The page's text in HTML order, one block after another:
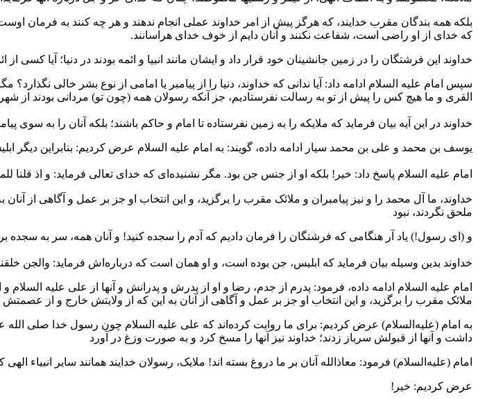
بلکه همه بندگان مقرب خدایند، که هرگز پیش از امر خداوند عملی انجام ندهند و هر چه کنند به فرمان
که خدای از او راضی است، شفاعت نکنند و آنان دایم از خوف خدای هراسانند.
خداوند این فرشتگان را در زمین جانشینان خود قرار داد و ایشان مانند انبیا و ائمه بودند در دنیا؛ آیا کسی
سپس امام علیه السلام ادامه داد: آیا ندانی که خداوند، دنیا را از پیامبر یا امامی از نوع بشر خالی
القری و ما هیچ کس را پیش از تو به رسالت نفرستادیم، جز آنکه رسولان همه (چون تو) مردانی بودند از
خداوند در این آیه بیان فرماید که ملایکه را به زمین نفرستاده تا امام و حاکم باشند؛ بلکه آنان را به سوی
یوسف بن محمد و علی بن محمد سیار ادامه داده، گویند: به امام علیه السلام عرض کردیم: بنابراین دیگر
امام علیه السلام پاسخ داد: خیر! بلکه او از جنس جن بود. مگر نشنیده‌ای که خدای تعالی فرماید: و اذ قلنا
خداوند، ما آل محمد را و نیز پیامبران و ملائک مقرب را برگزید، و این انتخاب او جز بر عمل و آگاهی
ملحق نگردند، نبود
و (ای رسول!) یاد آر هنگامی که فرشتگان را فرمان دادیم که آدم را سجده کنید! و آنان همه، سر به سجده
خداوند بدین وسیله بیان فرماید که ابلیس، جن بوده است، و او همان است که درباره‌اش فرماید: والجن
امام علیه السلام ادامه داده، فرمود: پدرم از جدم، رضا و او از پدرش و پدرانش و آنها از علی علیه
ملائک مقرب را برگزید، و این انتخاب او جز بر عمل و آگاهی از آنان به این که از ولایتش خارج و از
به امام (علیه‌السلام) عرض کردیم: برای ما روایت کرده‌اند که علی علیه السلام چون رسول خدا صلی الله
داشت و آنها از قبولش سرباز زدند؛ خداوند نیز آنها را مسخ کرد و به صورت وزغ در آورد
امام (علیه‌السلام) فرمود: معاذالله آنان بر ما دروغ بسته اند! ملایک، رسولان خدایند همانند سایر انبیاء
عرض کردیم: خیر!